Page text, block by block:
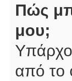
Πώς
μου;
από το